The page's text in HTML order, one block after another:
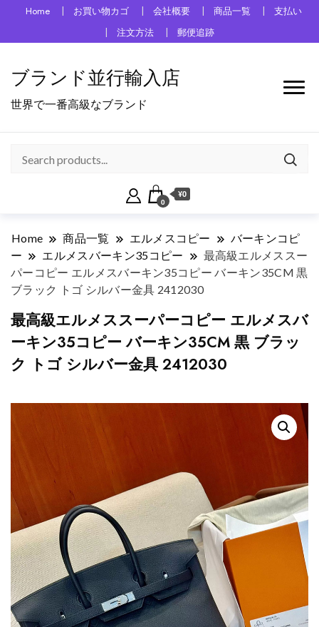
Home お買い物カゴ 会社概要 商品一覧
支払い
注文方法
郵便追跡
ブランド並行輸入店
世界で一番高級なブランド
0
¥0
Home 商品一覧 エルメスコピー
バーキンコピ
ー
エルメスバーキン35コピー
最高級エルメススー
パーコピー エルメスバーキン35コピー バーキン35CM 黒
ブラック トゴ シルバー金具 2412030
最高級エルメススーパーコピー エルメスバ
ーキン35コピー バーキン35CM 黒 ブラッ
ク トゴ シルバー金具 2412030